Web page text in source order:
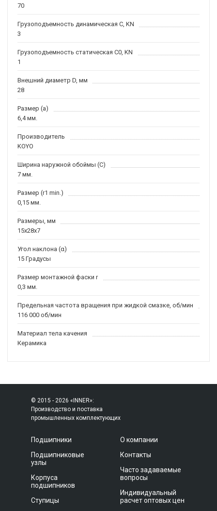
70
Грузоподъемность динамическая C, KN
3
Грузоподъемность статическая C0, KN
1
Внешний диаметр D, мм
28
Размер (a)
6,4 мм.
Производитель
KOYO
Ширина наружной обоймы (C)
7 мм.
Размер (r1 min.)
0,15 мм.
Размеры, мм
15x28x7
Угол наклона (α)
15 Градусы
Размер монтажной фаски r
0,3 мм.
Предельная частота вращения при жидкой смазке, об/мин
116 000 об/мин
Материал тела качения
Керамика
© 2015 - 2026 «INNER»:
Производство и поставка
промышленных комплектующих
Подшипники
Подшипниковые
узлы
Корпуса
подшипников
Ступицы
О компании
Контакты
Часто задаваемые
вопросы
Индивидуальный
расчет оптовых цен